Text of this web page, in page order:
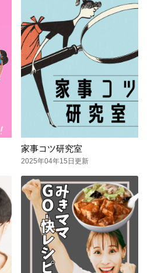
家事コツ研究室
2025年04年15日更新